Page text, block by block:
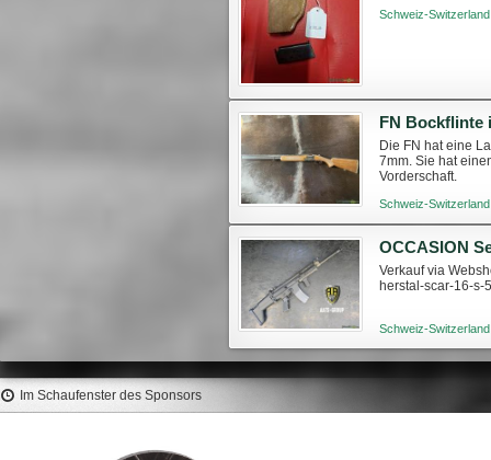
Schweiz-
FN Bockflinte
Die FN hat eine
7mm. Sie hat
Vorderschaft.
Schweiz-
Verkauf via
herstal-scar-16-
Schweiz-
Im Schaufenster des Sponsors